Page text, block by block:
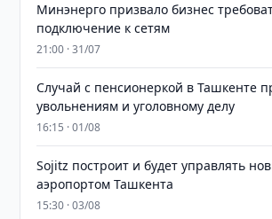
Минэнерго призвало бизнес
подключение к сетям
21:00 · 31/07
Случай с пенсионеркой в Ташкенте
увольнениям и уголовному делу
16:15 · 01/08
Sojitz построит и будет управлять
аэропортом Ташкента
15:30 · 03/08